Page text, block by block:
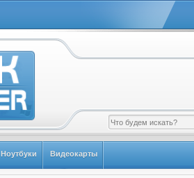
Ноутбуки Видеокарты